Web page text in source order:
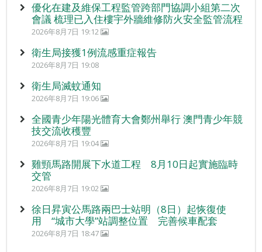
優化在建及維保工程監管跨部門協調小組第二次
會議 梳理已入住樓宇外牆維修防火安全監管流程
2026年8月7日 19:12
衛生局接獲1例流感重症報告
2026年8月7日 19:08
衛生局滅蚊通知
2026年8月7日 19:06
全國青少年陽光體育大會鄭州舉行 澳門青少年競
技交流收穫豐
2026年8月7日 19:04
雞頸馬路開展下水道工程 8月10日起實施臨時
交管
2026年8月7日 19:02
徐日昇寅公馬路兩巴士站明（8日）起恢復使
用 “城市大學”站調整位置 完善候車配套
2026年8月7日 18:47